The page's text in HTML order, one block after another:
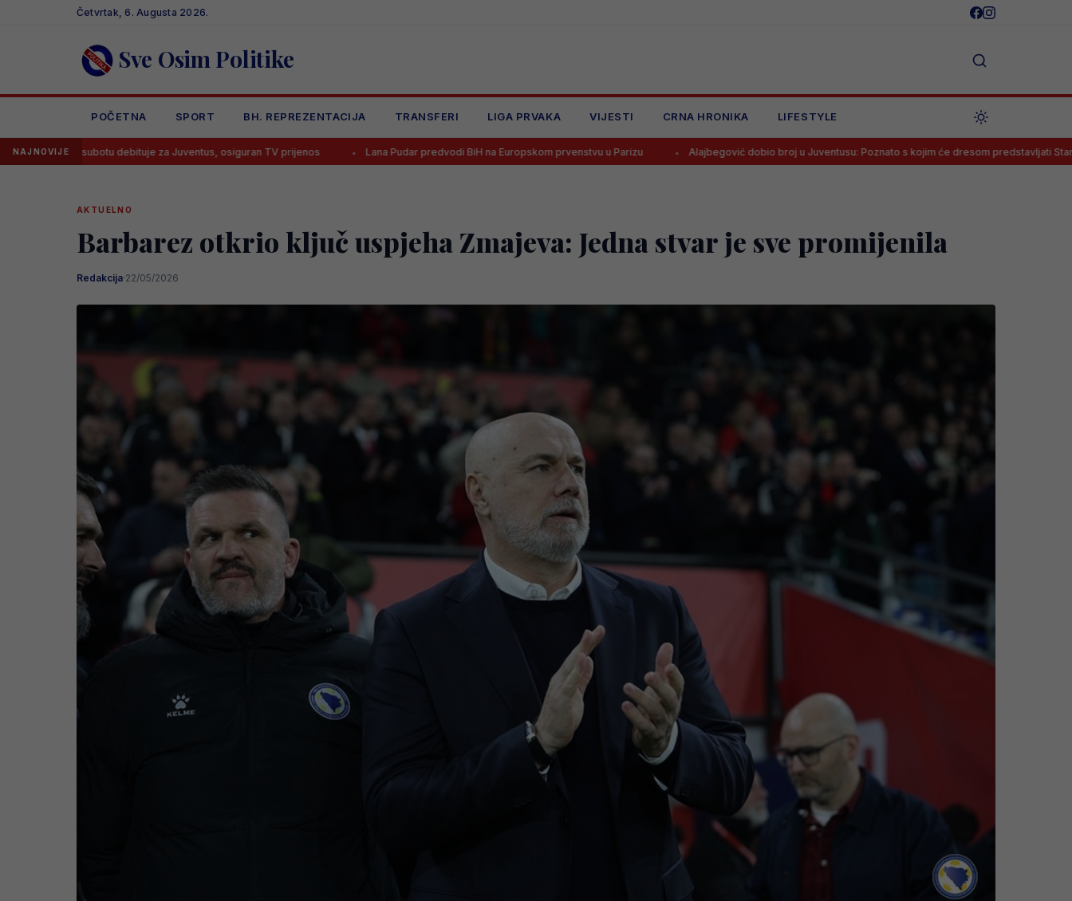
Četvrtak, 6. Augusta 2026.
Sve Osim Politike
POČETNA SPORT BH. REPREZENTACIJA TRANSFERI LIGA PRVAKA VIJESTI CRNA HRONIKA LIFESTYLE
NAJNOVIJE
debituje za Juventus, osiguran TV prijenos Lana Pudar predvodi BiH na Europskom prvenstvu u Parizu Alajbegović dobio broj u Juventusu: Poznato s kojim će dresom predstavljati Staru damu
AKTUELNO
Barbarez otkrio ključ uspjeha Zmajeva: Jedna stvar je sve promijenila
Redakcija·22/05/2026